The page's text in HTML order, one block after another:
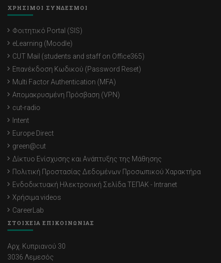
ΧΡΗΣΙΜΟΙ ΣΥΝΔΕΣΜΟΙ
Φοιτητικό Portal (SIS)
eLearning (Moodle)
CUT Mail (students and staff on Office365)
Επανέκδοση Κωδικού (Password Reset)
Multi Factor Authentication (MFA)
Απομακρυσμένη Πρόσβαση (VPN)
cut-radio
Intent
Europe Direct
green@cut
Δίκτυο Ενίσχυσης και Ανάπτυξης της Μάθησης
Πολιτική Προστασίας Δεδομένων Προσωπικού Χαρακτήρα
Ενδοδικτυακή Ηλεκτρονική Σελίδα ΤΕΠΑΚ - Intranet
Χρήσιμα videos
CareerLab
ΣΤΟΙΧΕΙΑ ΕΠΙΚΟΙΝΩΝΙΑΣ
Αρχ. Κυπριανού 30
3036 Λεμεσός